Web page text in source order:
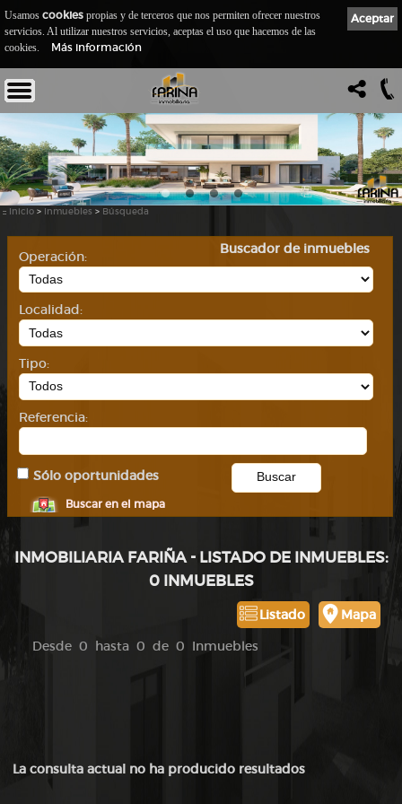
:: Inicio > Inmuebles > Búsqueda
Buscador de inmuebles
Operación:
Localidad:
Tipo:
Referencia:
Sólo oportunidades
Buscar en el mapa
INMOBILIARIA FARIÑA - LISTADO DE INMUEBLES:
0 INMUEBLES
Mapa
Listado
Desde 0 hasta 0 de 0 Inmuebles
La consulta actual no ha producido resultados
Aceptar
Usamos cookies propias y de terceros que nos permiten ofrecer nuestros
servicios. Al utilizar nuestros servicios, aceptas el uso que hacemos de las
cookies.
Más información